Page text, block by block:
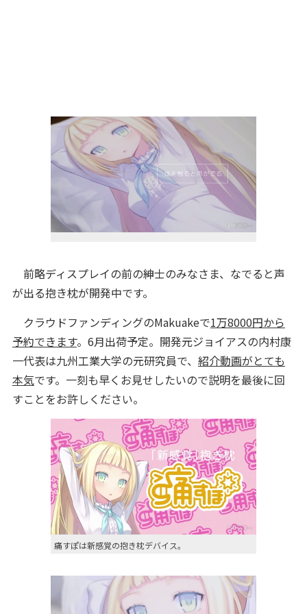
前略ディスプレイの前の紳士のみなさま、なでると声
が出る抱き枕が開発中です。
クラウドファンディングのMakuakeで1万8000円から
予約できます。6月出荷予定。開発元ジョイアスの内村康
一代表は九州工業大学の元研究員で、 紹介動画がとても
本気です。一刻も早くお見せしたいので説明を最後に回
すことをお許しください。
痛すぽは新感覚の抱き枕デバイス。